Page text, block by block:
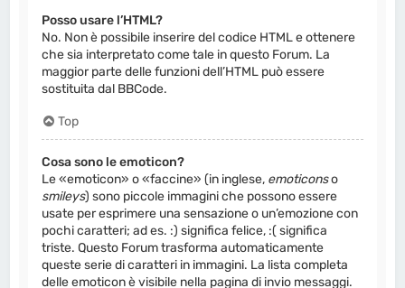
Posso usare l’HTML?
No. Non è possibile inserire del codice HTML e ottenere
che sia interpretato come tale in questo Forum. La
maggior parte delle funzioni dell’HTML può essere
sostituita dal BBCode.
Top
Cosa sono le emoticon?
Le «emoticon» o «faccine» (in inglese, emoticonso
smileys) sono piccole immagini che possono essere
usate per esprimere una sensazione o un’emozione con
pochi caratteri; ad es. :) significa felice, :( significa
triste. Questo Forum trasforma automaticamente
queste serie di caratteri in immagini. La lista completa
delle emoticon è visibile nella pagina di invio messaggi.